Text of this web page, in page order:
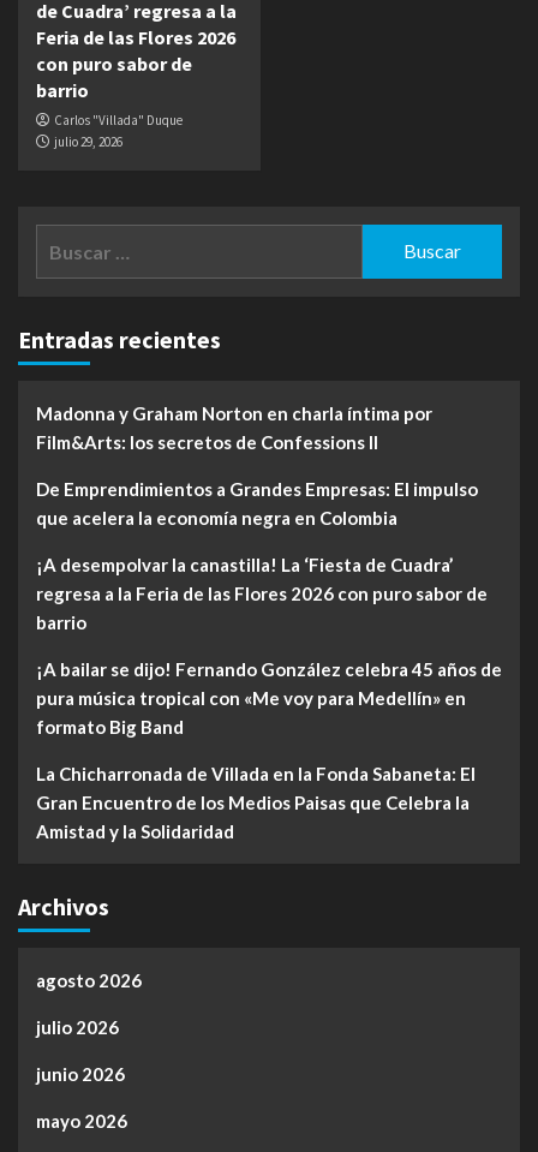
de Cuadra’ regresa a la
Feria de las Flores 2026
con puro sabor de
barrio
Carlos "Villada" Duque
julio 29, 2026
Entradas recientes
Madonna y Graham Norton en charla íntima por
Film&Arts: los secretos de Confessions II
De Emprendimientos a Grandes Empresas: El impulso
que acelera la economía negra en Colombia
¡A desempolvar la canastilla! La ‘Fiesta de Cuadra’
regresa a la Feria de las Flores 2026 con puro sabor de
barrio
¡A bailar se dijo! Fernando González celebra 45 años de
pura música tropical con «Me voy para Medellín» en
formato Big Band
La Chicharronada de Villada en la Fonda Sabaneta: El
Gran Encuentro de los Medios Paisas que Celebra la
Amistad y la Solidaridad
Archivos
agosto 2026
julio 2026
junio 2026
mayo 2026